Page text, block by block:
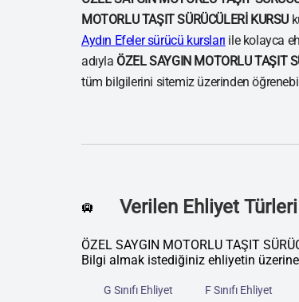
MOTORLU TAŞIT SÜRÜCÜLERİ KURSU
Aydın Efeler sürücü kursları ile kolayca
adıyla ÖZEL SAYGIN MOTORLU TAŞIT
tüm bilgilerini sitemiz üzerinden
🛄 Verilen Ehliyet Türleri
ÖZEL SAYGIN MOTORLU TAŞIT
Bilgi almak istediğiniz ehliyetin
G Sınıfı Ehliyet F Sınıfı Ehliyet